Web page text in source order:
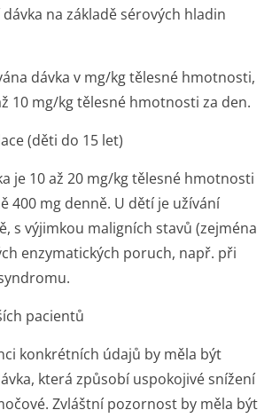
na základě sérových hladin
dávka v mg/kg tělesné hmotnosti,
10 mg/kg tělesné hmotnosti za den.
(děti do 15 let)
je 10 až 20 mg/kg tělesné hmotnosti
400 mg denně. U dětí je užívání
s výjimkou maligních stavů (zejména
enzymatických poruch, např. při
pacientů
konkrétních údajů by měla být
která způsobí uspokojivé snížení
Zvláštní pozornost by měla být